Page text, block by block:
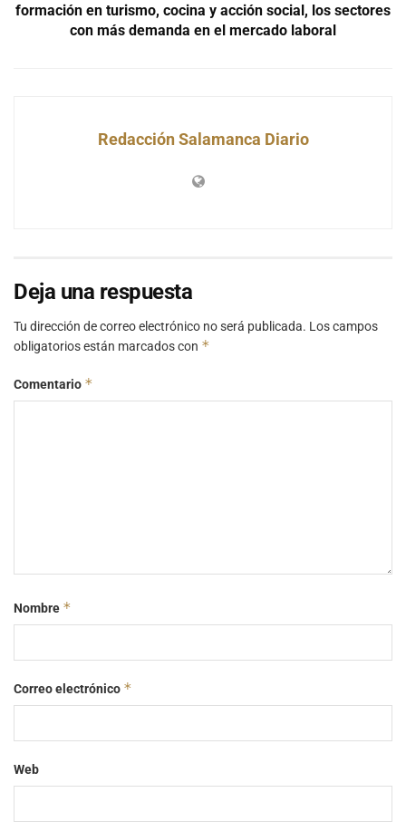
formación en turismo, cocina y acción social, los sectores
con más demanda en el mercado laboral
Redacción Salamanca Diario
Deja una respuesta
Tu dirección de correo electrónico no será publicada. Los campos
obligatorios están marcados con *
Comentario *
Nombre *
Correo electrónico *
Web